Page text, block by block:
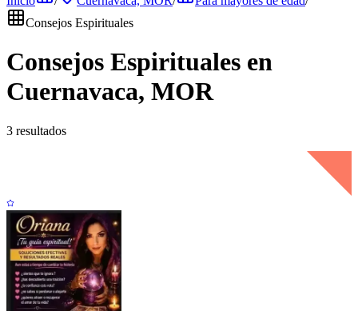
Consejos Espirituales
Consejos Espirituales en
Cuernavaca, MOR
3 resultados